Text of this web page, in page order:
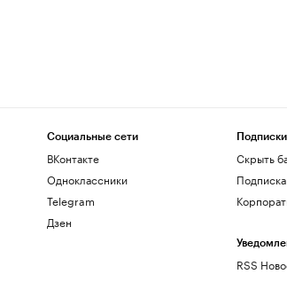
Социальные сети
ВКонтакте
Одноклассники
Telegram
Дзен
Подписки
Скрыть
RSS